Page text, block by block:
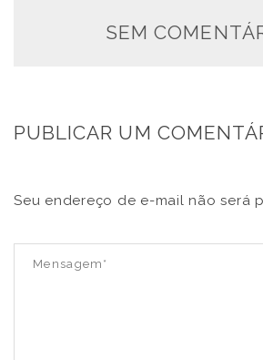
SEM
PUBLICAR UM
Seu endereço de e-mail não será